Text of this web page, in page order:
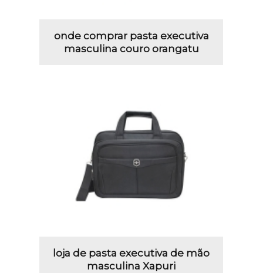
onde comprar pasta executiva
masculina couro orangatu
loja de pasta executiva de mão
masculina Xapuri